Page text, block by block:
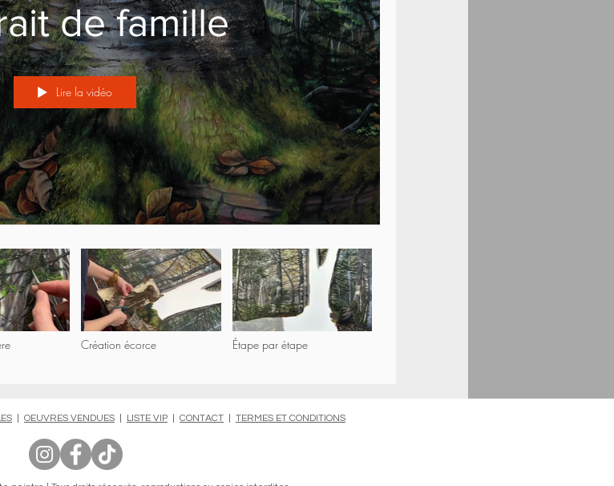
de famille
Lire la vidéo
Création écorce Étape par étape
OEUVRES VENDUES LISTE VIP CONTACT TERMES ET CONDITIONS